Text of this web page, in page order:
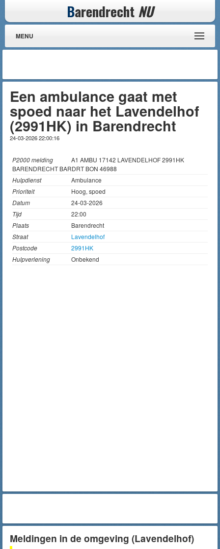
Barendrecht NU
MENU
Een ambulance gaat met
spoed naar het Lavendelhof
(2991HK) in Barendrecht
24-03-2026 22:00:16
P2000 melding
A1 AMBU 17142 LAVENDELHOF 2991HK
BARENDRECHT BARDRT BON 46988
Hulpdienst
Ambulance
Prioriteit
Hoog, spoed
Datum
24-03-2026
Tijd
22:00
Plaats
Barendrecht
Straat
Lavendelhof
Postcode
2991HK
Hulpverlening
Onbekend
Meldingen in de omgeving (Lavendelhof)